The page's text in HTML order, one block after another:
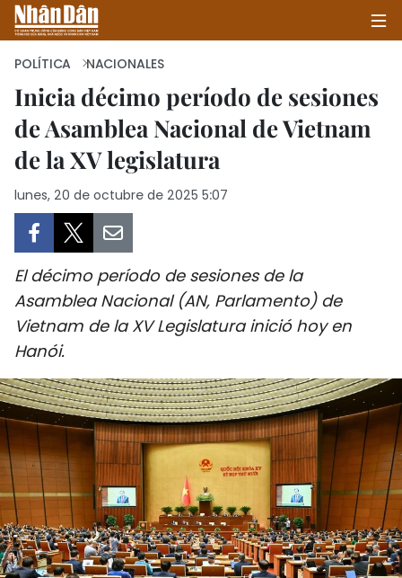
INICIO
POLÍTICA
SALUD - MEDIO AMBIENTE
CULTURA - ENTRETENIMIENTO
INTERNACIONAL
DEPORTES
PUENTE DE AMISTAD
HISTORIAS MULTIMEDIA
POLÍTICA NACIONALES
Inicia décimo período de sesiones
de Asamblea Nacional de Vietnam
de la XV legislatura
lunes, 20 de octubre de 2025 5:07
El décimo período de sesiones de la
Asamblea Nacional (AN, Parlamento) de
Vietnam de la XV Legislatura inició hoy en
Hanói.